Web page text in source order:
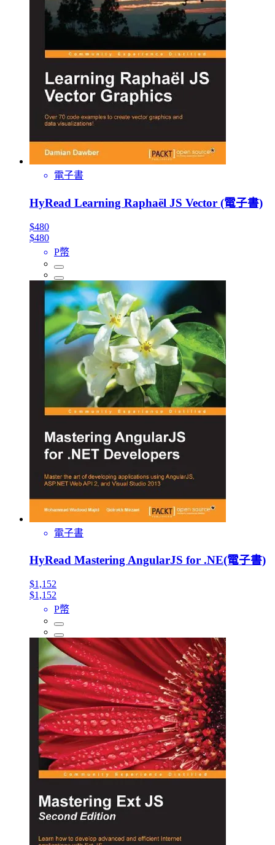
電子書
HyRead Learning Raphaël JS Vector (電子書)
$480
$480
P幣
電子書
HyRead Mastering AngularJS for .NE(電子書)
$1,152
$1,152
P幣